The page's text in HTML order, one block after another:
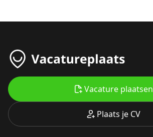
Plaats je CV
Vacature plaatsen